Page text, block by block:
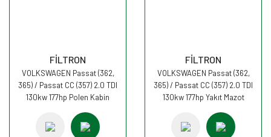
FİLTRON
VOLKSWAGEN Passat (362,
365) / Passat CC (357) 2.0 TDI
130kw 177hp Polen Kabin
FİLTRON
VOLKSWAGEN Passat (362,
365) / Passat CC (357) 2.0 TDI
130kw 177hp Yakıt Mazot